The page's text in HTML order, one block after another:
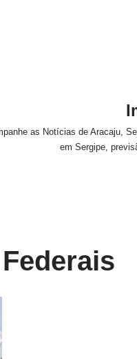
as Notícias de Aracaju,
em Sergipe,